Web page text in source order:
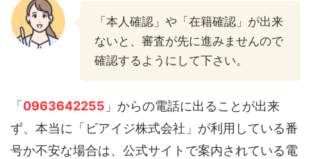
「本人確認」や「在籍確認」が出来
ないと、審査が先に進みませんので
確認するようにして下さい。
「 0963642255 」からの電話に出ることが出来
ず、本当に「ビアイジ株式会社」が利用している番
号か不安な場合は、公式サイトで案内されている電